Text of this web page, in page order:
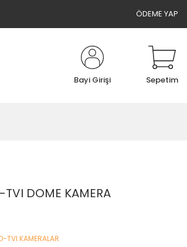
ÖDEME YAP
Bayi Girişi Sepetim
DOME KAMERA
TVI KAMERALAR